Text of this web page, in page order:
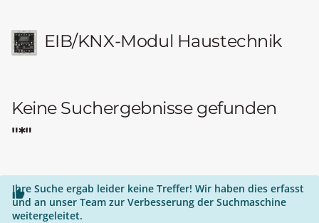
EIB/KNX-Modul Haustechnik
Keine Suchergebnisse gefunden
"*"

Ihre Suche ergab leider keine Treffer! Wir haben dies erfasst
und an unser Team zur Verbesserung der Suchmaschine
weitergeleitet.